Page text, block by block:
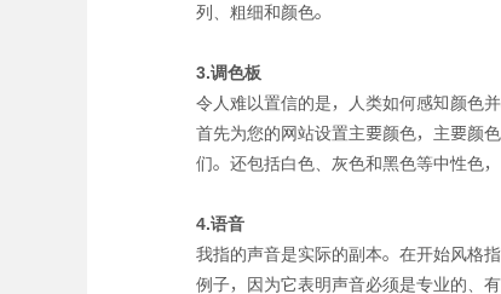
列、粗细和颜色。
3.调色板
令人难以置信的是，人类如何感知颜色
首先为您的网站设置主要颜色，主要颜
们。还包括白色、灰色和黑色等中性色
4.语音
我指的声音是实际的副本。在开始风格
例子，因为它表明声音必须是专业的、